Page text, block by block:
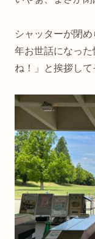
シャッターが閉
年お世話になっ
ね！」と挨拶し